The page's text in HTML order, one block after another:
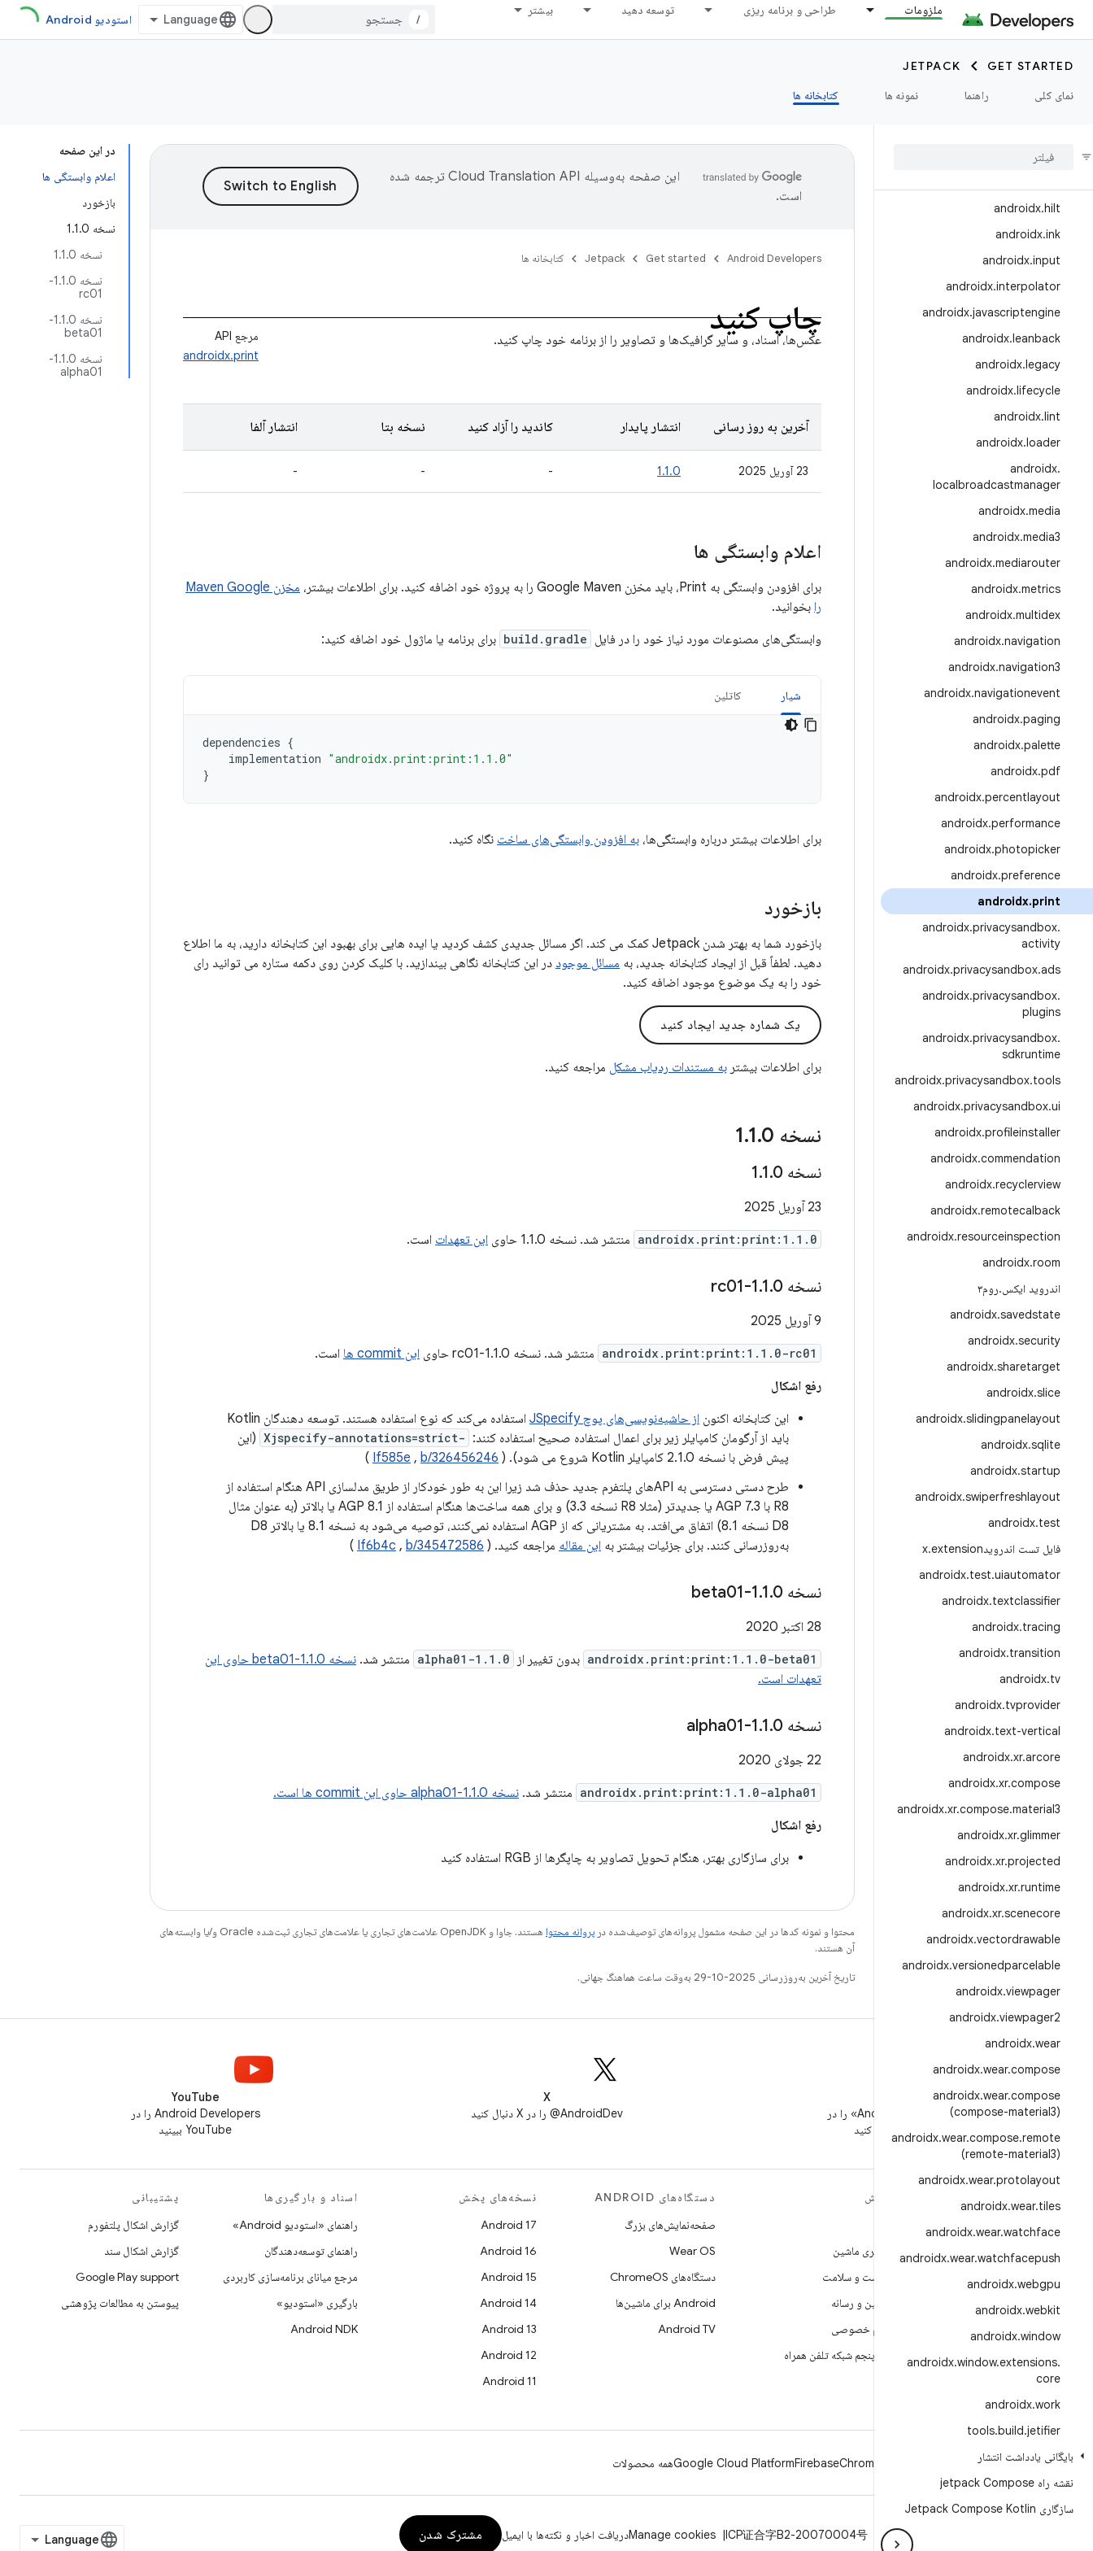
ملزومات طراحی و برنامه ریزی توسعه دهید بیشتر
/ استودیو Android
GET STARTED
JETPACK
نمای کلی
راهنما نمونه ها کتابخانه ها
androidx.glance
androidx.gridlayout
connect
androidx.hilt
androidx.ink
androidx.input
androidx.interpolator
androidx.javascriptengine
androidx.leanback
androidx.legacy
androidx.lifecycle
androidx.lint
androidx.loader
androidx.
localbroadcastmanager
androidx.media
androidx.media3
androidx.mediarouter
androidx.metrics
androidx.multidex
androidx.navigation
androidx.navigation3
androidx.navigationevent
androidx.paging
androidx.palette
androidx.pdf
androidx.percentlayout
androidx.performance
androidx.photopicker
androidx.preference
androidx.print
androidx.privacysandbox.
activity
androidx.privacysandbox.ads
androidx.privacysandbox.
plugins
androidx.privacysandbox.
sdkruntime
androidx.privacysandbox.tools
androidx.privacysandbox.ui
androidx.profileinstaller
androidx.commendation
androidx.recyclerview
androidx.remotecalback
androidx.resourceinspection
androidx.room
اندروید ایکس.روم۳
androidx.savedstate
androidx.security
androidx.sharetarget
androidx.slice
androidx.slidingpanelayout
androidx.sqlite
androidx.startup
androidx.swiperfreshlayout
androidx.test
فایل تست اندرویدx
.extension
androidx.test.uiautomator
androidx.textclassifier
androidx.tracing
androidx.transition
androidx.tv
androidx.tvprovider
androidx.text-vertical
androidx.xr.arcore
androidx.xr.compose
androidx.xr.compose.material3
androidx.xr.glimmer
androidx.xr.projected
androidx.xr.runtime
androidx.xr.scenecore
androidx.vectordrawable
androidx.versionedparcelable
androidx.viewpager
androidx.viewpager2
androidx.wear
androidx.wear.compose
androidx.wear.compose
(compose-material3)
androidx.wear.compose.remote
(remote-material3)
androidx.wear.protolayout
androidx.wear.tiles
androidx.wear.watchface
androidx.wear.watchfacepush
androidx.webgpu
androidx.webkit
androidx.window
androidx.window.extensions.
core
androidx.work
tools.build.jetifier
بایگانی یادداشت انتشار
نقشه راه jetpack Compose
سازگاری Jetpack Compose Kotlin
در این صفحه
اعلام وابستگی ها
بازخورد
نسخه 1.1.0
نسخه 1.1.0
نسخه 1.1.0-
rc01
نسخه 1.1.0-
beta01
نسخه 1.1.0-
alpha01
این صفحه به‌وسیله
ترجمه شده
است.
Android Developers
Get started
Jetpack کتابخانه ها
چاپ کنید
مرجع API
androidx.print
عکس‌ها، اسناد، و سایر گرافیک‌ها و تصاویر را از برنامه خود چاپ کنید.
آخرین به روز رسانی انتشار پایدار کاندید را آزاد کنید نسخه بتا انتشار آلفا
23 آوریل 2025 1.1.0
-
-
-
اعلام وابستگی ها
برای افزودن وابستگی به Print، باید مخزن Google Maven را به پروژه خود اضافه کنید. برای اطلاعات بیشتر،
مخزن Maven Google
را بخوانید.
وابستگی‌های مصنوعات مورد نیاز خود را در فایل build.gradle برای برنامه یا ماژول خود اضافه کنید:
شیار کاتلین
dependencies {
implementation "androidx.print:print:1.1.0"
}
برای اطلاعات بیشتر درباره وابستگی‌ها، به افزودن وابستگی‌های ساخت نگاه کنید.
بازخورد
بازخورد شما به بهتر شدن Jetpack کمک می کند. اگر مسائل جدیدی کشف کردید یا ایده هایی برای بهبود این کتابخانه دارید، به ما اطلاع
دهید. لطفاً قبل از ایجاد کتابخانه جدید، به مسائل موجود در این کتابخانه نگاهی بیندازید. با کلیک کردن روی دکمه ستاره می توانید رای
خود را به یک موضوع موجود اضافه کنید.
یک شماره جدید ایجاد کنید
برای اطلاعات بیشتر به مستندات ردیاب مشکل مراجعه کنید.
نسخه 1 .1.0
نسخه 1 .1.0
23 آوریل 2025
androidx.print:print:1.1.0 منتشر شد. نسخه 1.1.0 حاوی این تعهدات است.
نسخه 1 .1.0-rc01
9 آوریل 2025
androidx.print:print:1.1.0-rc01 منتشر شد. نسخه 1.1.0-rc01 حاوی این commit ها
است.
رفع اشکال
این کتابخانه اکنون از حاشیه‌نویسی‌های پوچ JSpecify
استفاده می‌کند که نوع استفاده هستند. توسعه دهندگان Kotlin
باید از آرگومان کامپایلر زیر برای اعمال استفاده صحیح استفاده کنند: -Xjspecify-annotations=strict
(این
پیش فرض با نسخه 2.1.0 کامپایلر Kotlin شروع می شود). (
If585e , b/326456246
)
طرح دستی دسترسی به APIهای پلتفرم جدید حذف شد زیرا این به طور خودکار از طریق مدلسازی API هنگام استفاده از
R8 با AGP 7.3 یا جدیدتر (مثلا R8 نسخه 3.3) و برای همه ساخت‌ها هنگام استفاده از AGP 8.1 یا بالاتر (به عنوان مثال
D8 نسخه 8.1) اتفاق می‌افتد. به مشتریانی که از AGP استفاده نمی‌کنند، توصیه می‌شود به نسخه 8.1 یا بالاتر D8
به‌روزرسانی کنند. برای جزئیات بیشتر به این مقاله مراجعه کنید. ( If6b4c , b/345472586
)
نسخه 1 .1.0-beta01
28 اکتبر 2020
androidx.print:print:1.1.0-beta01 بدون تغییر از 1.1.0-alpha01 منتشر شد.
نسخه 1.1.0-beta01 حاوی این
تعهدات است.
نسخه 1 .1.0-alpha01
22 جولای 2020
androidx.print:print:1.1.0-alpha01 منتشر شد. نسخه 1.1.0-alpha01 حاوی این commit ها است.
رفع اشکال
برای سازگاری بهتر، هنگام تحویل تصاویر به چاپگرها از RGB استفاده کنید
محتوا و نمونه کدها در این صفحه مشمول پروانه‌های توصیف‌شده در پروانه محتوا
هستند. جاوا و OpenJDK علامت‌های تجاری یا علامت‌های تجاری ثبت‌شده Oracle و/یا وابسته‌های
آن هستند.
تاریخ آخرین به‌روزرسانی 2025-10-29 به‌وقت ساعت هماهنگ جهانی.
«توسعه‌دهندگان Android» را در
WeChat دنبال کنید
X
AndroidDev@ را در X دنبال کنید
YouTube
Android Developers را در
YouTube ببینید
ANDROID
Android
Android برای سازمان‌ها
امنیت
منبع آزاد
اخبار
وبلاگ
پادکست‌ها
کاوش
یادگیری ماشین
بهداشت و سلامت
دوربین و رسانه
حریم خصوصی
نسل پنجم شبکه تلفن همراه
دستگاه‌های ANDROID
صفحه‌نمایش‌های بزرگ
Wear OS
دستگاه‌های ChromeOS
Android برای ماشین‌ها
Android TV
نسخه‌های پخش
Android 17
Android 16
Android 15
Android 14
Android 13
Android 12
Android 11
اسناد و بارگیری‌ها
راهنمای «استودیو Android»
راهنمای توسعه‌دهندگان
مرجع میانای برنامه‌سازی کاربردی
بارگیری «استودیو»
Android NDK
پشتیبانی
گزارش اشکال پلتفورم
گزارش اشکال سند
Google Play support
پیوستن به مطالعات پژوهشی
Chrome
Firebase
Google Cloud Platformهمه محصولات
دستورالعمل‌های نمانام ICP证合字B2-20070004号
Manage cookiesدریافت اخبار و نکته‌ها با ایمیل مشترک شدن